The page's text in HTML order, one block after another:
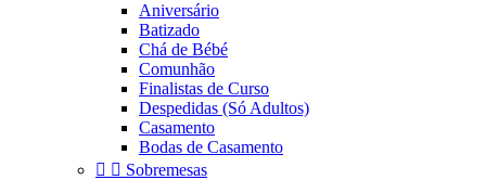
Aniversário
Batizado
Chá de Bébé
Comunhão
Finalistas de Curso
Despedidas (Só Adultos)
Casamento
Bodas de Casamento
  Sobremesas